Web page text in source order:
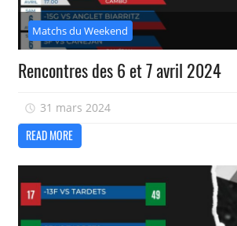
Matchs du Weekend
Rencontres des 6 et 7 avril 2024
31 mars 2024
READ MORE